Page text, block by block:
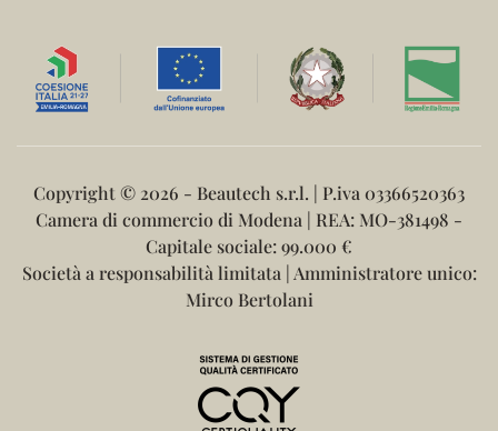
Copyright © 2026 - Beautech s.r.l. | P.iva 03366520363
Camera di commercio di Modena | REA: MO-381498 -
Capitale sociale: 99.000 €
Società a responsabilità limitata | Amministratore unico:
Mirco Bertolani